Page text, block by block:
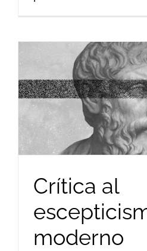
Crítica al
moderno